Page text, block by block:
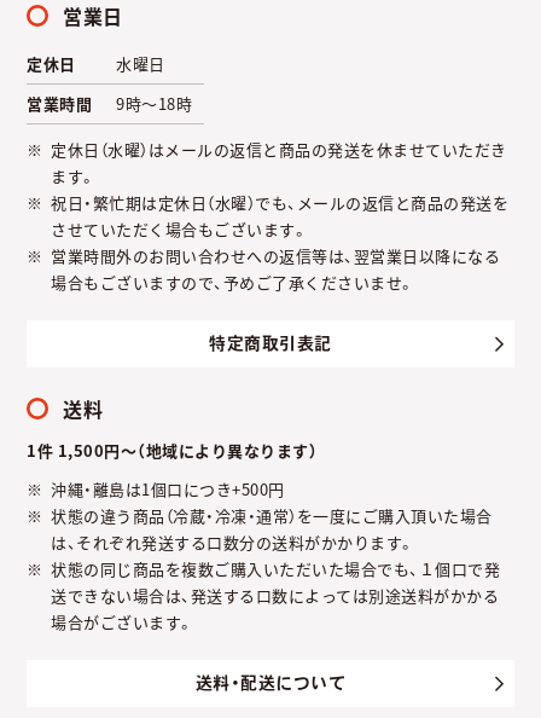
営業日
定休日
水曜日
営業時間
9時～18時
定休日（水曜）はメールの返信と商品の発送を休ませていただき
ます。
祝日・繁忙期は定休日（水曜）でも、メールの返信と商品の発送を
させていただく場合もございます。
営業時間外のお問い合わせへの返信等は、翌営業日以降になる
場合もございますので、予めご了承くださいませ。
特定商取引表記
送料
1件 1,500円～（地域により異なります）
沖縄・離島は1個口につき+500円
状態の違う商品（冷蔵・冷凍・通常）を一度にご購入頂いた場合
は、それぞれ発送する口数分の送料がかかります。
状態の同じ商品を複数ご購入いただいた場合でも、１個口で発
送できない場合は、発送する口数によっては別途送料がかかる
場合がございます。
送料・配送について